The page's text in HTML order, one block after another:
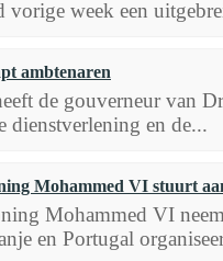
week een
ambtenaren
de gouverneur van
dienstverlening en de...
Mohammed VI stuurt
Mohammed VI
en Portugal